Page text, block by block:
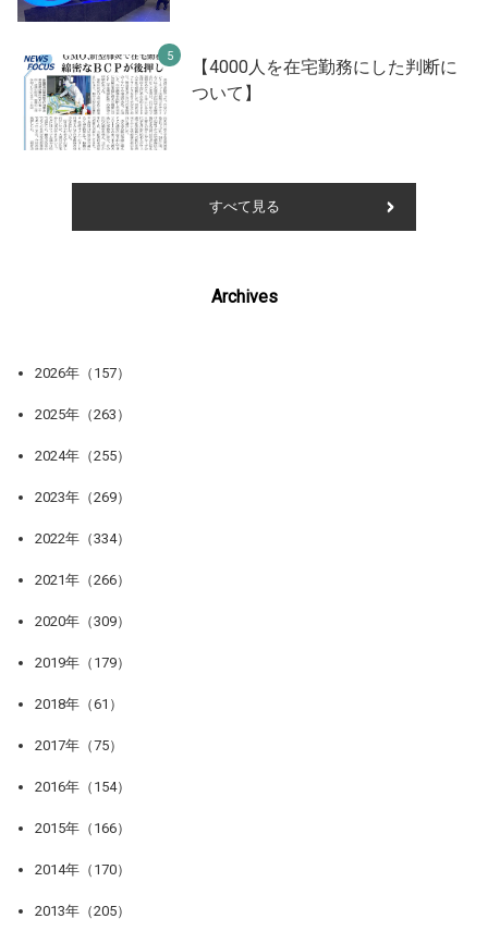
【4000人を在宅勤務にした判断に
ついて】
すべて見る
Archives
2026年（157）
2025年（263）
2024年（255）
2023年（269）
2022年（334）
2021年（266）
2020年（309）
2019年（179）
2018年（61）
2017年（75）
2016年（154）
2015年（166）
2014年（170）
2013年（205）